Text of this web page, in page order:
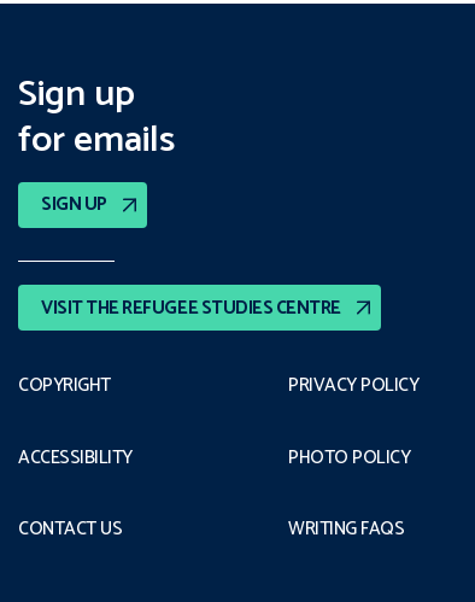
Sign up
for emails
SIGN UP
VISIT THE REFUGEE STUDIES CENTRE
COPYRIGHT
ACCESSIBILITY
CONTACT US
PRIVACY POLICY
PHOTO POLICY
WRITING FAQS